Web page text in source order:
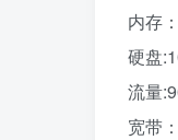
内存
硬盘
流量
宽带